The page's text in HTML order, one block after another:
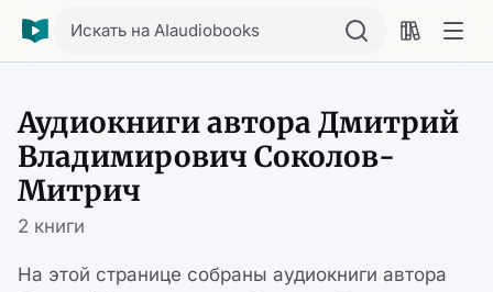
Искать на AIaudiobooks
Аудиокниги автора Дмитрий
Владимирович Соколов-
Митрич
2 книги
На этой странице собраны аудиокниги автора